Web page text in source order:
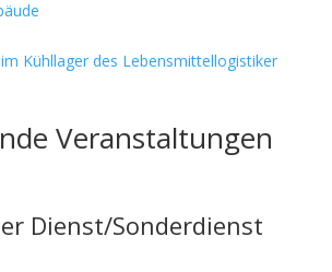
Kühllager des Lebensmittellogistiker
Veranstaltungen
Dienst/Sonderdienst